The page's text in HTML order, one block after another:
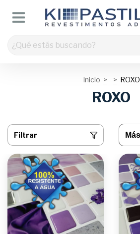
Inicio > > ROXO
ROXO
Filtrar